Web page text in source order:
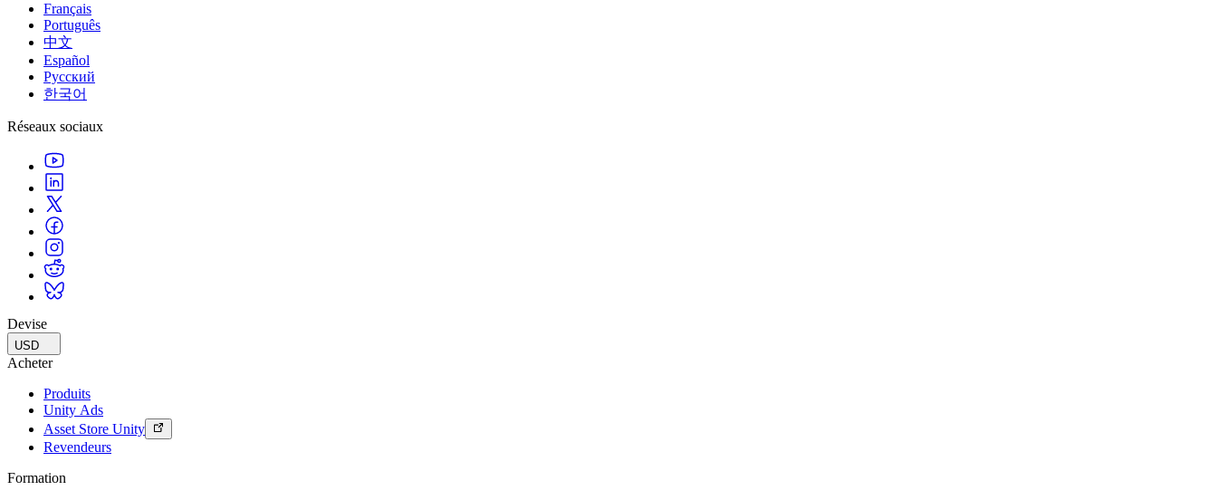
Français
Português
中文
Español
Русский
한국어
Réseaux sociaux
Devise
USD
Acheter
Produits
Unity Ads
Asset Store Unity
Revendeurs
Formation